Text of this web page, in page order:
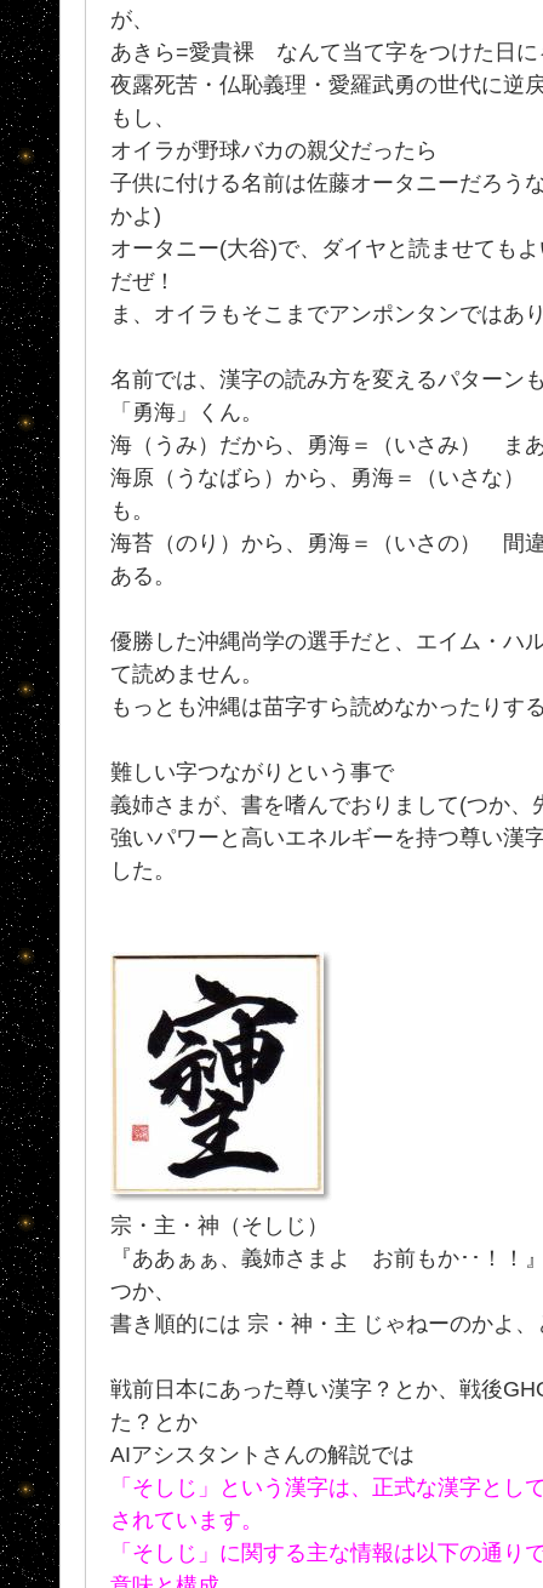
が、
あきら=愛貴裸 なんて当て字をつけた日に
夜露死苦・仏恥義理・愛羅武勇の世代に逆
もし、
オイラが野球バカの親父だったら
子供に付ける名前は佐藤オータニーだろ
かよ)
オータニー(大谷)で、ダイヤと読ませても
だぜ！
ま、オイラもそこまでアンポンタンではあ
名前では、漢字の読み方を変えるパター
「勇海」くん。
海（うみ）だから、勇海＝（いさみ） ま
海原（うなばら）から、勇海＝（いさな
も。
海苔（のり）から、勇海＝（いさの） 間
ある。
優勝した沖縄尚学の選手だと、エイム・ハ
て読めません。
もっとも沖縄は苗字すら読めなかったりす
難しい字つながりという事で
義姉さまが、書を嗜んでおりまして(つか、
強いパワーと高いエネルギーを持つ尊い漢
した。
宗・主・神（そしじ）
『ああぁぁ、義姉さまよ お前もか･･！！
つか、
書き順的には 宗・神・主 じゃねーのかよ
戦前日本にあった尊い漢字？とか、戦後
た？とか
AIアシスタントさんの解説では
「そしじ」という漢字は、正式な漢字とし
されています。
「そしじ」に関する主な情報は以下の通り